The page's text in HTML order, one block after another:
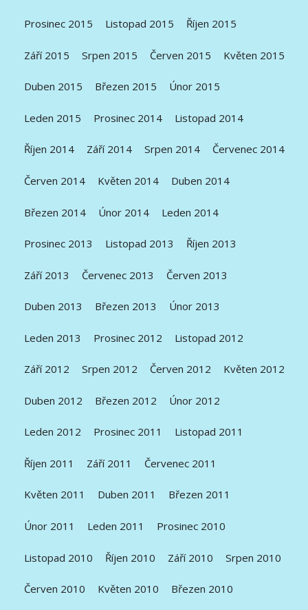
Prosinec 2015 Listopad 2015 Říjen 2015
Září 2015 Srpen 2015 Červen 2015 Květen 2015
Duben 2015 Březen 2015 Únor 2015
Leden 2015 Prosinec 2014 Listopad 2014
Říjen 2014 Září 2014 Srpen 2014 Červenec 2014
Červen 2014 Květen 2014 Duben 2014
Březen 2014 Únor 2014 Leden 2014
Prosinec 2013 Listopad 2013 Říjen 2013
Září 2013 Červenec 2013 Červen 2013
Duben 2013 Březen 2013 Únor 2013
Leden 2013 Prosinec 2012 Listopad 2012
Září 2012 Srpen 2012 Červen 2012 Květen 2012
Duben 2012 Březen 2012 Únor 2012
Leden 2012 Prosinec 2011 Listopad 2011
Říjen 2011 Září 2011 Červenec 2011
Květen 2011 Duben 2011 Březen 2011
Únor 2011 Leden 2011 Prosinec 2010
Listopad 2010 Říjen 2010 Září 2010 Srpen 2010
Červen 2010 Květen 2010 Březen 2010